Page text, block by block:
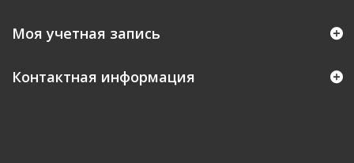
Моя учетная запись
Контактная информация